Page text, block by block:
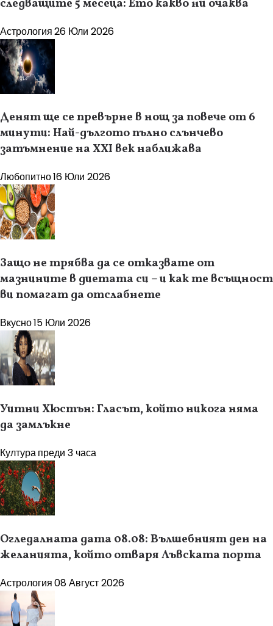
следващите 5 месеца: Ето какво ни очаква
Астрология26 Юли 2026
Денят ще се превърне в нощ за повече от 6
минути: Най-дългото пълно слънчево
затъмнение на XXI век наближава
Любопитно16 Юли 2026
Защо не трябва да се отказвате от
мазнините в диетата си – и как те всъщност
ви помагат да отслабнете
Вкусно15 Юли 2026
Уитни Хюстън: Гласът, който никога няма
да замлъкне
Културапреди 3 часа
Огледалната дата 08.08: Вълшебният ден на
желанията, който отваря Лъвската порта
Астрология08 Август 2026